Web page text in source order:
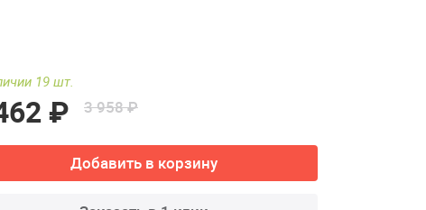
19 шт.
₽ 3 958 ₽
Добавить в корзину